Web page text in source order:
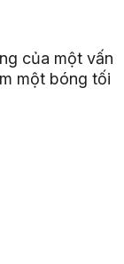
của một vấn
một bóng tối